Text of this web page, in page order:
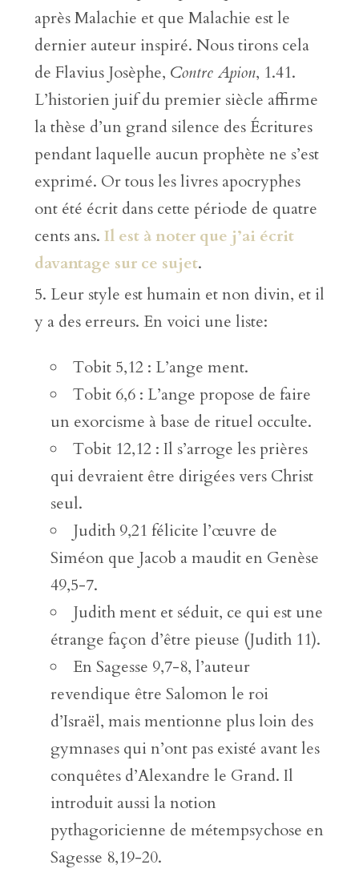
après Malachie et que Malachie est le
dernier auteur inspiré. Nous tirons cela
de Flavius Josèphe, Contre Apion, 1.41.
L’historien juif du premier siècle affirme
la thèse d’un grand silence des Écritures
pendant laquelle aucun prophète ne s’est
exprimé. Or tous les livres apocryphes
ont été écrit dans cette période de quatre
cents ans. Il est à noter que j’ai écrit
davantage sur ce sujet.
Leur style est humain et non divin, et il
y a des erreurs. En voici une liste:
Tobit 5,12 : L’ange ment.
Tobit 6,6 : L’ange propose de faire
un exorcisme à base de rituel occulte.
Tobit 12,12 : Il s’arroge les prières
qui devraient être dirigées vers Christ
seul.
Judith 9,21 félicite l’œuvre de
Siméon que Jacob a maudit en Genèse
49,5-7.
Judith ment et séduit, ce qui est une
étrange façon d’être pieuse (Judith 11).
En Sagesse 9,7-8, l’auteur
revendique être Salomon le roi
d’Israël, mais mentionne plus loin des
gymnases qui n’ont pas existé avant les
conquêtes d’Alexandre le Grand. Il
introduit aussi la notion
pythagoricienne de métempsychose en
Sagesse 8,19-20.